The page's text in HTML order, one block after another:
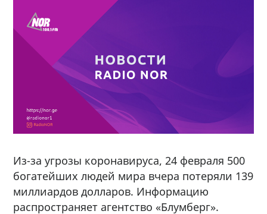
Из-за угрозы коронавируса, 24 февраля 500
богатейших людей мира вчера потеряли 139
миллиардов долларов. Информацию
распространяет агентство «Блумберг».